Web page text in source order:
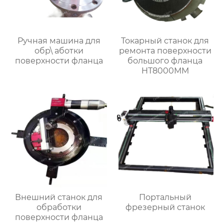
Ручная машина для
обр\ аботки
поверхности фланца
Токарный станок для
ремонта поверхности
большого фланца
HT8000MM
Внешний станок для
обработки
поверхности фланца
Портальный
фрезерный станок